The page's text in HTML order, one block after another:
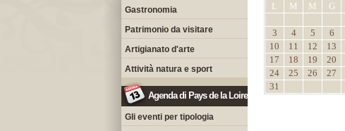
Gastronomia
Patrimonio da visitare
Artigianato d'arte
Attività natura e sport
Agenda di Pays de la Loire
Gli eventi per tipologia
L M M G
3
4 5 6
10
11 12 13
17
18 19 20
24
25 26 27
31